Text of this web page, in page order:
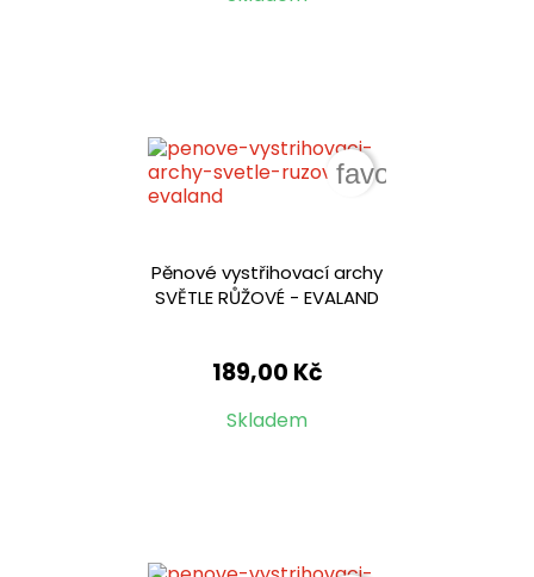
Pěnové vystřihovací archy
SVĚTLE RŮŽOVÉ - EVALAND
189,00 Kč
Skladem
favorite_border